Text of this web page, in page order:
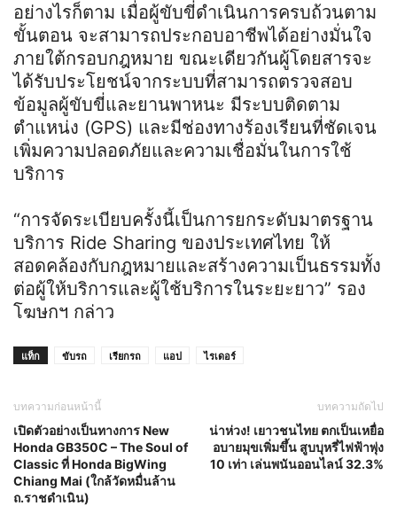
อย่างไรก็ตาม เมื่อผู้ขับขี่ดำเนินการครบถ้วนตาม
ขั้นตอน จะสามารถประกอบอาชีพได้อย่างมั่นใจ
ภายใต้กรอบกฎหมาย ขณะเดียวกันผู้โดยสารจะ
ได้รับประโยชน์จากระบบที่สามารถตรวจสอบ
ข้อมูลผู้ขับขี่และยานพาหนะ มีระบบติดตาม
ตำแหน่ง (GPS) และมีช่องทางร้องเรียนที่ชัดเจน
เพิ่มความปลอดภัยและความเชื่อมั่นในการใช้
บริการ
“การจัดระเบียบครั้งนี้เป็นการยกระดับมาตรฐาน
บริการ Ride Sharing ของประเทศไทย ให้
สอดคล้องกับกฎหมายและสร้างความเป็นธรรมทั้ง
ต่อผู้ให้บริการและผู้ใช้บริการในระยะยาว” รอง
โฆษกฯ กล่าว
แท็ก ขับรถ เรียกรถ แอป ไรเดอร์
บทความก่อนหน้านี้
เปิดตัวอย่างเป็นทางการ New
Honda GB350C – The Soul of
Classic ที่ Honda BigWing
Chiang Mai (ใกล้วัดหมื่นล้าน
ถ.ราชดำเนิน)
บทความถัดไป
น่าห่วง! เยาวชนไทย ตกเป็นเหยื่อ
อบายมุขเพิ่มขึ้น สูบบุหรี่ไฟฟ้าพุ่ง
10 เท่า เล่นพนันออนไลน์ 32.3%